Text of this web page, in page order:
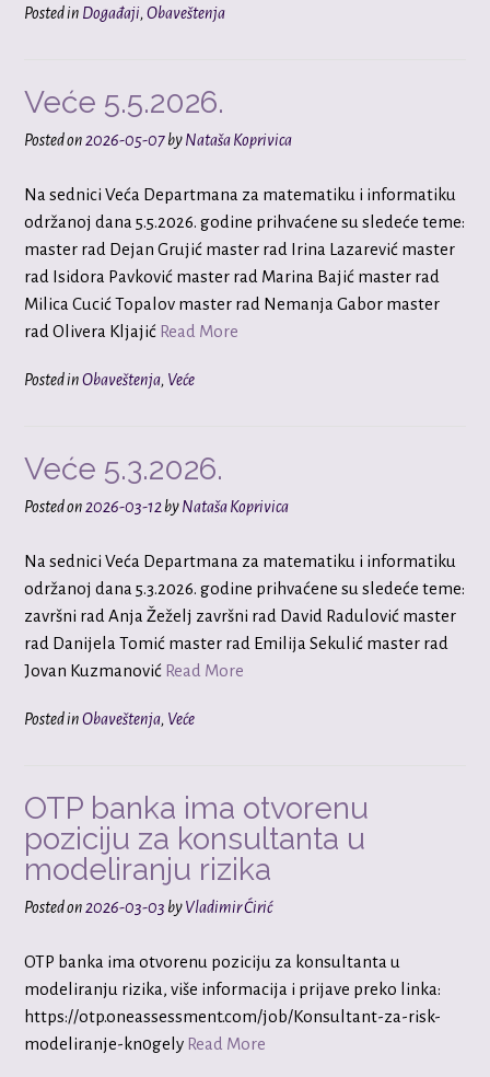
Posted in Događaji, Obaveštenja
Veće 5.5.2026.
Posted on2026-05-07byNataša Koprivica
Na sednici Veća Departmana za matematiku i informatiku
održanoj dana 5.5.2026. godine prihvaćene su sledeće teme:
master rad Dejan Grujić master rad Irina Lazarević master
rad Isidora Pavković master rad Marina Bajić master rad
Milica Cucić Topalov master rad Nemanja Gabor master
rad Olivera Kljajić Read More
Posted inObaveštenja, Veće
Veće 5.3.2026.
Posted on2026-03-12byNataša Koprivica
Na sednici Veća Departmana za matematiku i informatiku
održanoj dana 5.3.2026. godine prihvaćene su sledeće teme:
završni rad Anja Žeželj završni rad David Radulović master
rad Danijela Tomić master rad Emilija Sekulić master rad
Jovan Kuzmanović Read More
Posted inObaveštenja, Veće
OTP banka ima otvorenu
poziciju za konsultanta u
modeliranju rizika
Posted on2026-03-03byVladimir Ćirić
OTP banka ima otvorenu poziciju za konsultanta u
modeliranju rizika, više informacija i prijave preko linka:
https://otp.oneassessment.com/job/Konsultant-za-risk-
modeliranje-kn0gely Read More